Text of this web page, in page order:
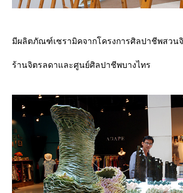
มีผลิตภัณฑ์เซรามิคจากโครงการศิลปาชีพสวน
ร้านจิตรลดาและศูนย์ศิลปาชีพบางไทร